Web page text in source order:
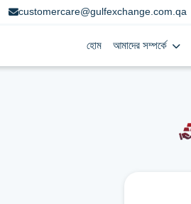
customercare@gulfexchange.com.qa
হোম আমাদের সম্পর্কে